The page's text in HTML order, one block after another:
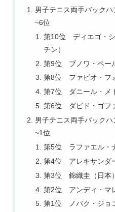
男子テニス両手バック
~6位
第10位 ディエゴ・
チン）
第9位 ブノワ・ペー
第8位 ファビオ・フ
第7位 ダニール・メ
第6位 ダビド・ゴフ
男子テニス両手バック
~1位
第5位 ラファエル・
第4位 アレキサンダ
第3位 錦織圭（日本）
第2位 アンディ・マ
第1位 ノバク・ジョ